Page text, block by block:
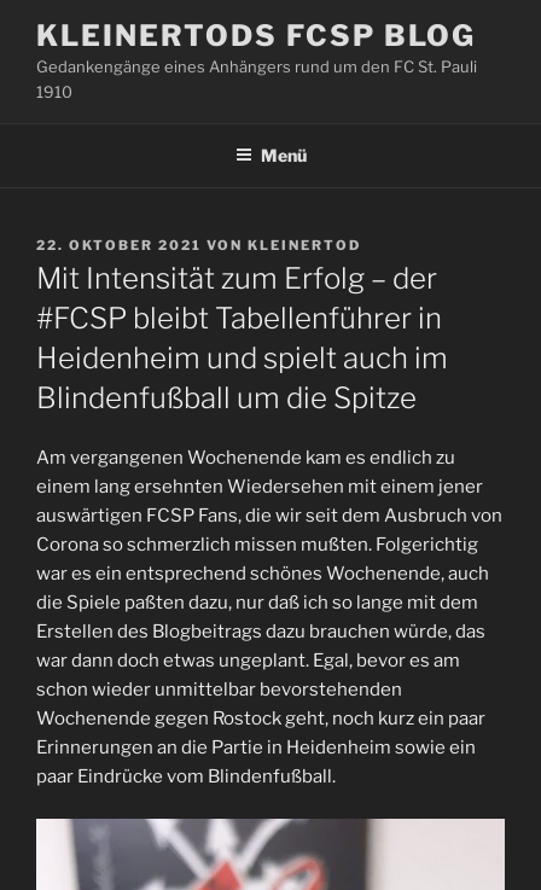
Inhalt
springen
KLEINERTODS FCSP BLOG
Gedankengänge eines Anhängers rund um den FC St. Pauli
1910
Menü
VERÖFFENTLICHT
AM
22. OKTOBER 2021 VON KLEINERTOD
Mit Intensität zum Erfolg – der
#FCSP bleibt Tabellenführer in
Heidenheim und spielt auch im
Blindenfußball um die Spitze
Am vergangenen Wochenende kam es endlich zu
einem lang ersehnten Wiedersehen mit einem jener
auswärtigen FCSP Fans, die wir seit dem Ausbruch von
Corona so schmerzlich missen mußten. Folgerichtig
war es ein entsprechend schönes Wochenende, auch
die Spiele paßten dazu, nur daß ich so lange mit dem
Erstellen des Blogbeitrags dazu brauchen würde, das
war dann doch etwas ungeplant. Egal, bevor es am
schon wieder unmittelbar bevorstehenden
Wochenende gegen Rostock geht, noch kurz ein paar
Erinnerungen an die Partie in Heidenheim sowie ein
paar Eindrücke vom Blindenfußball.